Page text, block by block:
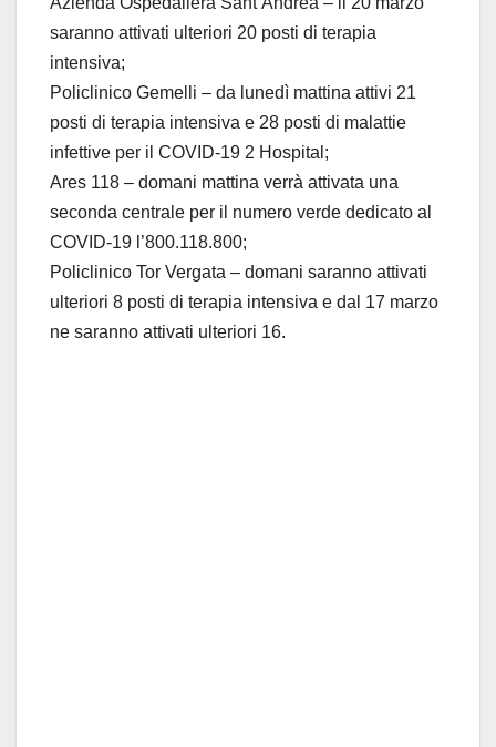
saranno attivati ulteriori 20 posti di terapia
intensiva;
Policlinico Gemelli – da lunedì mattina attivi 21
posti di terapia intensiva e 28 posti di malattie
infettive per il COVID-19 2 Hospital;
Ares 118 – domani mattina verrà attivata una
seconda centrale per il numero verde dedicato al
COVID-19 l’800.118.800;
Policlinico Tor Vergata – domani saranno attivati
ulteriori 8 posti di terapia intensiva e dal 17 marzo
ne saranno attivati ulteriori 16.